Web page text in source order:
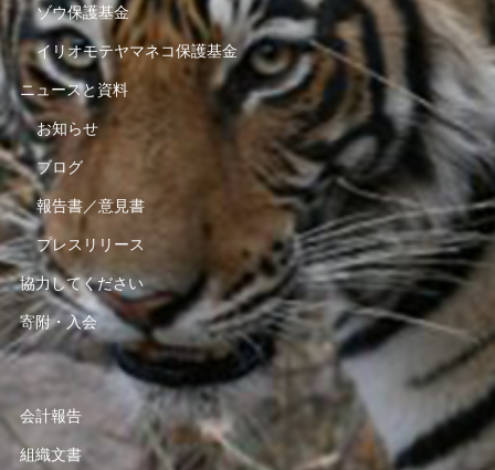
ゾウ保護基金
イリオモテヤマネコ保護基金
ニュースと資料
お知らせ
ブログ
報告書／意見書
プレスリリース
協力してください
寄附・入会
会計報告
組織文書